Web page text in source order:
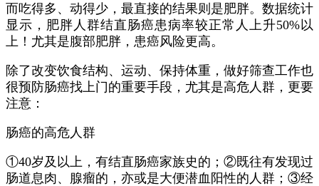
而吃得多、动得少，最直接的结果则是肥胖。数据统计
显示，肥胖人群结直肠癌患病率较正常人上升50%以
上！尤其是腹部肥胖，患癌风险更高。
除了改变饮食结构、运动、保持体重，做好筛查工作也
很预防肠癌找上门的重要手段，尤其是高危人群，更要
注意：
肠癌的高危人群
①40岁及以上，有结直肠癌家族史的；②既往有发现过
肠道息肉、腺瘤的，亦或是大便潜血阳性的人群；③经